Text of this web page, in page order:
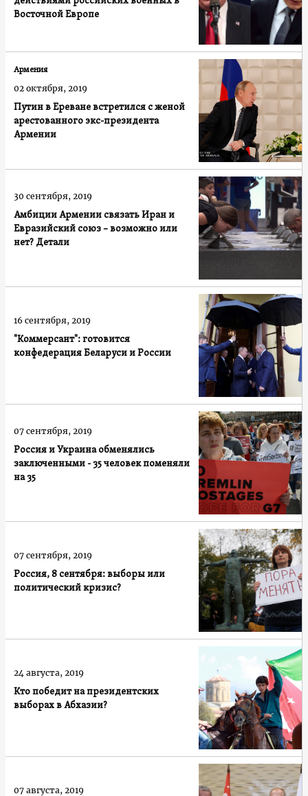
Восточной Европе
Путин в Ереване встретился с женой
арестованного экс-президента
Армении
Армения
02 октября, 2019
Амбиции Армении связать Иран и
Евразийский союз – возможно или
нет? Детали
30 сентября, 2019
"Коммерсант": готовится
конфедерация Беларуси и России
16 сентября, 2019
Россия и Украина обменялись
заключенными - 35 человек поменяли
на 35
07 сентября, 2019
Россия, 8 сентября: выборы или
политический кризис?
07 сентября, 2019
Кто победит на президентских
выборах в Абхазии?
24 августа, 2019
07 августа, 2019